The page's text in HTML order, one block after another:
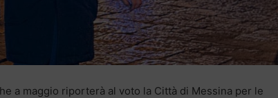
a maggio riporterà al voto la Città di Messina per le